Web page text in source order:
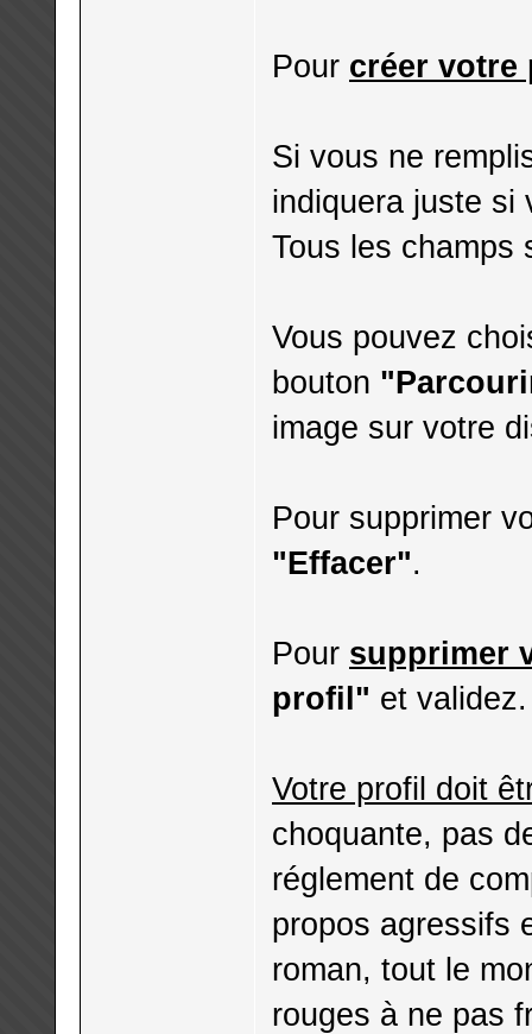
Pour créer votre
Si vous ne
indiquera juste si
Tous les champs
Vous pouvez
bouton
image sur votre
Pour supprimer
"Effacer".
Pour supprimer
profil" et validez.
Votre profil doit
choquante, pas
réglement de
propos agressifs
roman, tout le
rouges à ne pas